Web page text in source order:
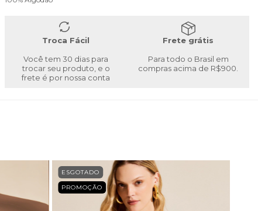
Troca Fácil
Você tem 30 dias para
trocar seu produto, e o
frete é por nossa conta
Frete grátis
Para todo o Brasil em
compras acima de R$900.
ESGOTADO
PROMOÇÃO